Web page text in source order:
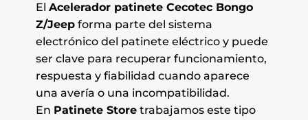
El Acelerador patinete Cecotec Bongo
Z/Jeepforma parte del sistema
electrónico del patinete eléctrico y puede
ser clave para recuperar funcionamiento,
respuesta y fiabilidad cuando aparece
una avería o una incompatibilidad.
En Patinete Storetrabajamos este tipo